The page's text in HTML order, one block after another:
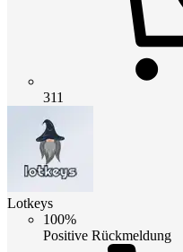
311
Lotkeys
100%
Positive Rückmeldung